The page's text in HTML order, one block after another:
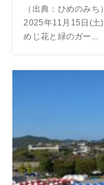
（出典：ひめのみ
2025年11月15日(土
めじ花と緑のガー...